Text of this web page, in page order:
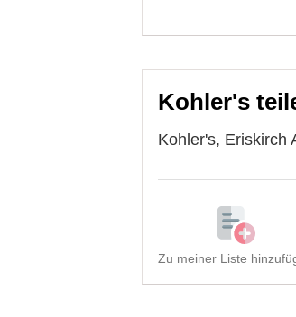
Kohler's
Kohler's, Eriskirch
Zu meiner Liste